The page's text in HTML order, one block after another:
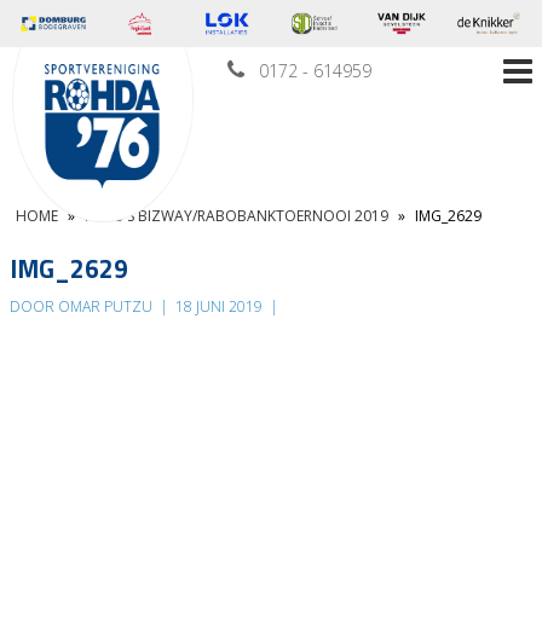
0172 - 614959
HOME » FOTO’S BIZWAY/RABOBANKTOERNOOI 2019 » IMG_2629
IMG_2629
DOOR OMAR PUTZU | 18 JUNI 2019 |